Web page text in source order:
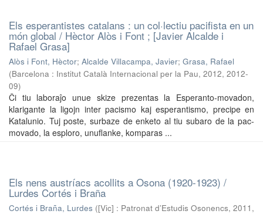
Els esperantistes catalans : un col·lectiu pacifista en un
món global / Hèctor Alòs i Font ; [Javier Alcalde i
Rafael Grasa]
Alòs i Font, Hèctor; Alcalde Villacampa, Javier; Grasa, Rafael
(Barcelona : Institut Català Internacional per la Pau, 2012, 2012-
09)
Ĉi tiu laboraĵo unue skize prezentas la Esperanto-movadon,
klarigante la ligojn inter pacismo kaj esperantismo, precipe en
Katalunio. Tuj poste, surbaze de enketo al tiu subaro de la pac-
movado, la esploro, unuflanke, komparas ...
Els nens austríacs acollits a Osona (1920-1923) /
Lurdes Cortés i Braña
Cortés i Braña, Lurdes ([Vic] : Patronat d’Estudis Osonencs, 2011 ,